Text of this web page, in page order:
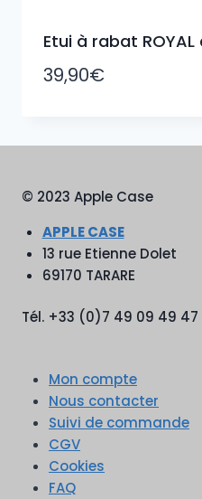
Etui à rabat
39,90€
© 2023 Apple Case
APPLE CASE
13 rue Etienne Dolet
69170 TARARE
Tél. +33 (0)7 49 09 49 47
Mon compte
Nous contacter
Suivi de commande
CGV
Cookies
FAQ